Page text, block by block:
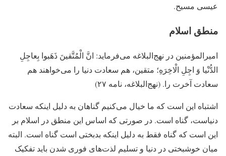
عیسی مسیح.
منطق اسلام
امیرالمؤمنین در نهج‌البلاغه می‌فرماید: انَّ الْمُتَّقینَ ذَهَبوا بِعاجِلِ
الدُّنْیا وَ اجِلِ الْاخِرَهِ؛ متقین، هم سعادت دنیا را می‌خواهند هم
سعادت آخرت را. (نهج‌البلاغه، نامه ۲۷)
اشتباه این است که ما خیال می‌کنیم گناهان به دلیل اینکه سعادت
دنیاست، گناه است. در صورتی که اساس این منطق در اسلام بر
این است که گناه فقط به دلیل اینکه بدبختی است گناه است. البته
میان خوشبختی در دنیا و تسلیم لذت‌های فوری شدن باید تفکیک